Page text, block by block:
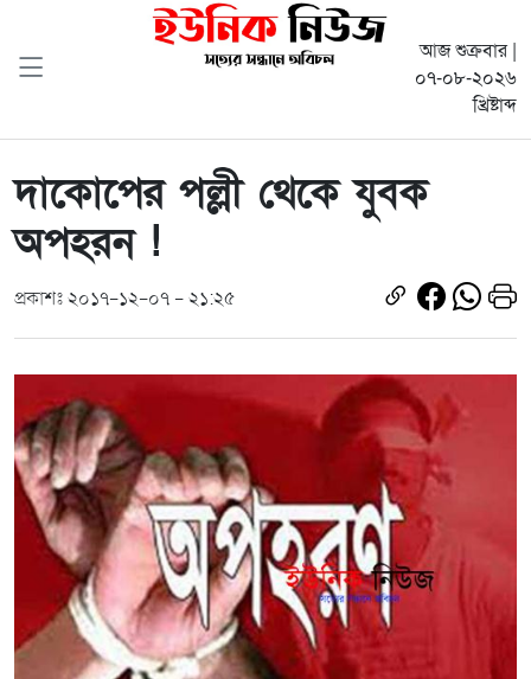
আজ শুক্রবার |
০৭-০৮-২০২৬
খ্রিষ্টাব্দ
দাকোপের পল্লী থেকে যুবক
অপহরন !
প্রকাশঃ ২০১৭-১২-০৭ - ২১:২৫